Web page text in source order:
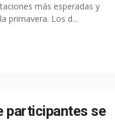
más esperadas y
primavera. Los d...
participantes se